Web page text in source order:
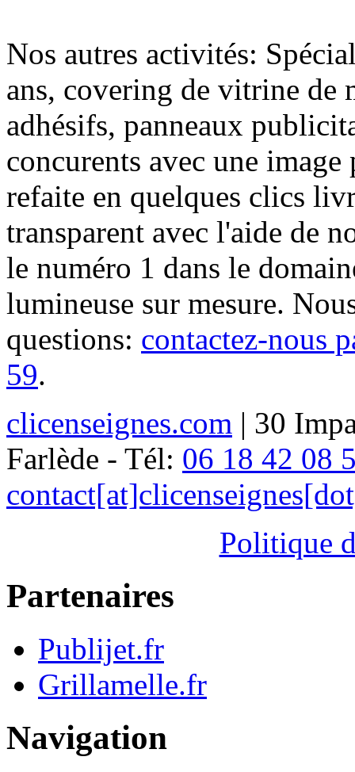
Nos autres activités:
ans, covering de vitrine de
adhésifs, panneaux
concurents avec une
refaite en quelques clics
transparent avec l'aide de
le numéro 1 dans le
lumineuse sur mesure.
questions: contactez-nous
59.
clicenseignes.com | 30
Farlède - Tél: 06 18 42 08
Politique
Partenaires
Publijet.fr
Grillamelle.fr
Navigation